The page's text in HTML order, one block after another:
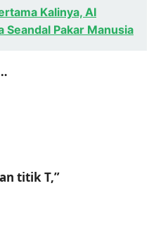
Kalinya, AI
Seandal Pakar Manusia
titik T,”